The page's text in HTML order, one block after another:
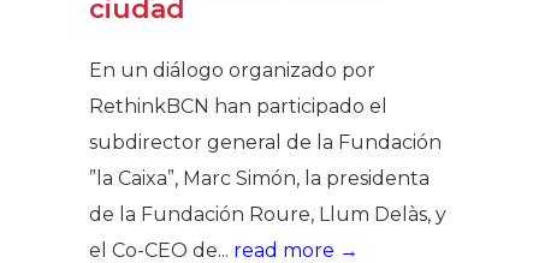
ciudad
En un diálogo organizado por
RethinkBCN han participado el
subdirector general de la Fundación
”la Caixa”, Marc Simón, la presidenta
de la Fundación Roure, Llum Delàs, y
el Co-CEO de... read more →